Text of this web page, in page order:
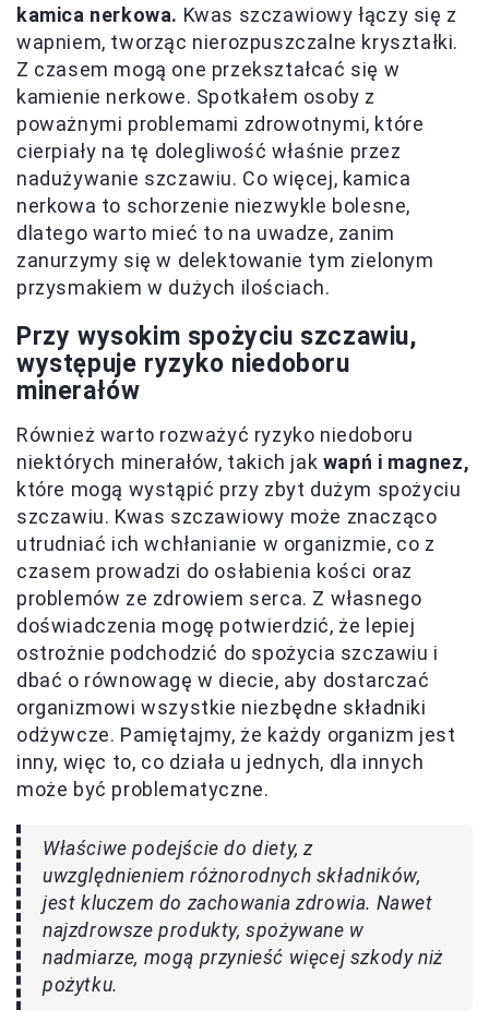
kamica nerkowa. Kwas szczawiowy łączy się z
wapniem, tworząc nierozpuszczalne kryształki.
Z czasem mogą one przekształcać się w
kamienie nerkowe. Spotkałem osoby z
poważnymi problemami zdrowotnymi, które
cierpiały na tę dolegliwość właśnie przez
nadużywanie szczawiu. Co więcej, kamica
nerkowa to schorzenie niezwykle bolesne,
dlatego warto mieć to na uwadze, zanim
zanurzymy się w delektowanie tym zielonym
przysmakiem w dużych ilościach.
Przy wysokim spożyciu szczawiu,
występuje ryzyko niedoboru
minerałów
Również warto rozważyć ryzyko niedoboru
niektórych minerałów, takich jak wapń i magnez,
które mogą wystąpić przy zbyt dużym spożyciu
szczawiu. Kwas szczawiowy może znacząco
utrudniać ich wchłanianie w organizmie, co z
czasem prowadzi do osłabienia kości oraz
problemów ze zdrowiem serca. Z własnego
doświadczenia mogę potwierdzić, że lepiej
ostrożnie podchodzić do spożycia szczawiu i
dbać o równowagę w diecie, aby dostarczać
organizmowi wszystkie niezbędne składniki
odżywcze. Pamiętajmy, że każdy organizm jest
inny, więc to, co działa u jednych, dla innych
może być problematyczne.
Właściwe podejście do diety, z
uwzględnieniem różnorodnych składników,
jest kluczem do zachowania zdrowia. Nawet
najzdrowsze produkty, spożywane w
nadmiarze, mogą przynieść więcej szkody niż
pożytku.